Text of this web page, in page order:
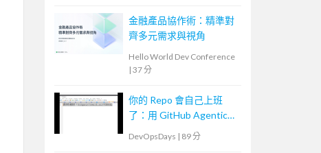
金融產品協作術：精準對
齊多元需求與視角
Hello World Dev Conference
| 37 分
你的 Repo 會自己上班
了：用 GitHub Agentic
Workflows 打造
DevOpsDays | 89 分